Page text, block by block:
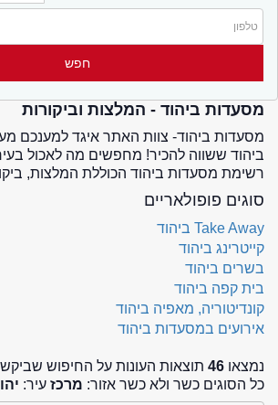
מסעדות ביהוד - המלצות וביקורות
ביהוד ששווה להכיר! מחפשים מה לאכול
רשימת מסעדות ביהוד הכוללת המלצות,
סוגים פופולאריים
Take Away ביהוד
קייטרינג ביהוד
בשרים ביהוד
בית קפה ביהוד
קונדיטוריה, מאפיה ביהוד
אירועים במסעדות ביהוד
נמצאו 46 תוצאות העונות על החיפוש
כל הסוגים כשר ולא כשר אזור: מרכז עיר: